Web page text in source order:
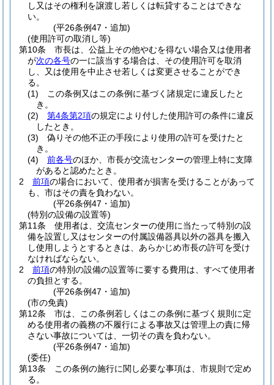
し又はその権利を譲渡し若しくは転貸することはできな
い。
(平26条例47・追加)
(使用許可の取消し等)
第10条
市長は、公益上その他やむを得ない場合又は使用者
が次の各号の一に該当する場合は、その使用許可を取消
し、又は使用を中止させ若しくは変更させることができ
る。
(1)
この条例又はこの条例に基づく諸規定に違反したと
き。
(2)
第4条第2項の規定により付した使用許可の条件に違反
したとき。
(3)
偽りその他不正の手段により使用の許可を受けたと
き。
(4)
前各号のほか、市長が交流センターの管理上特に支障
があると認めたとき。
2
前項の場合において、使用者が損害を受けることがあって
も、市はその責を負わない。
(平26条例47・追加)
(特別の設備の設置等)
第11条
使用者は、交流センターの使用に当たって特別の設
備を設置し又はセンターの付属設備器具以外の器具を搬入
し使用しようとするときは、あらかじめ市長の許可を受け
なければならない。
2
前項の特別の設備の設置等に要する費用は、すべて使用者
の負担とする。
(平26条例47・追加)
(市の免責)
第12条
市は、この条例若しくはこの条例に基づく規則に定
める使用者の義務の不履行による事故又は管理上の責に帰
さない事故については、一切その責を負わない。
(平26条例47・追加)
(委任)
第13条
この条例の施行に関し必要な事項は、市規則で定め
る。